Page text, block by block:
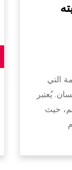
التي
يُعتبر
حيث